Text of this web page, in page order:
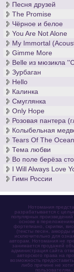
Песня друзей
The Promise
Чёрное и белое
You Are Not Alone
My Immortal
Gimme More
Belle из мюзикла
Зурбаган
Hello
Калинка
Смуглянка
Only Hope
Розовая пантера
Колыбельная
Tears Of The
Тема любви
Во поле берёза
I Will Always Love
Гимн России
Нотомания
разрабатывается с
популярных
основе в
фортепиано, скрипки,
(тексты песен, аккорды
исключительно для
авторам. Нотомания не
занимается продажей
администрация сайта
авторского права на
возможность
либо причине не